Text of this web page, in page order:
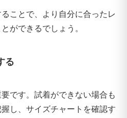
ことで、より自分に合ったレ
ができるでしょう。
る
です。試着ができない場合も
し、サイズチャートを確認す